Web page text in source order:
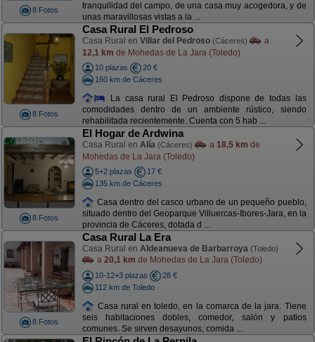
8 Fotos
tranquilidad del campo, de una casa muy acogedora, y de
unas maravillosas vistas a la ...
8 Fotos
Casa Rural El Pedroso
Casa Rural en Villar del Pedroso (Cáceres)
a
12,1 km de Mohedas de La Jara (Toledo)
10 plazas
20 €
160 km de Cáceres
La casa rural El Pedroso dispone de todas las
comodidades dentro de un ambiente rústico, siendo
rehabilitada recientemente. Cuenta con 5 hab ...
8 Fotos
El Hogar de Ardwina
Casa Rural en Alía (Cáceres) a 18,5 km de
Mohedas de La Jara (Toledo)
5+2 plazas
17 €
135 km de Cáceres
Casa dentro del casco urbano de un pequeño pueblo,
situado dentro del Geoparque Villuercas-Ibores-Jara, en la
provincia de Cáceres, dotada d ...
8 Fotos
Casa Rural La Era
Casa Rural en Aldeanueva de Barbarroya (Toledo)
a 20,1 km de Mohedas de La Jara (Toledo)
10-12+3 plazas
28 €
112 km de Toledo
Casa rural en toledo, en la comarca de la jara. Tiene
seis habitaciones dobles, comedor, salón y patios
comunes. Se sirven desayunos, comida ...